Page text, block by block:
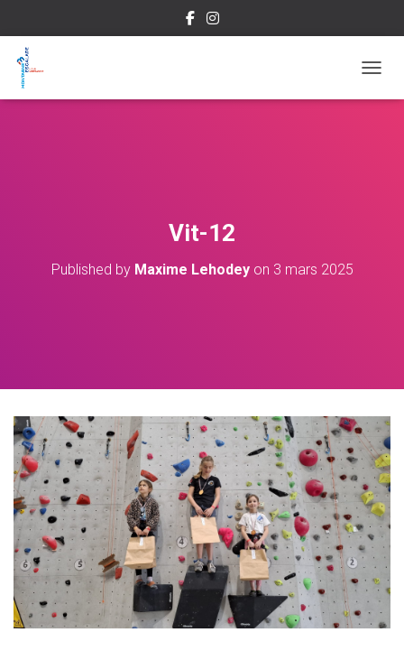
Vit-12
Published by Maxime Lehodeyon 3 mars 2025